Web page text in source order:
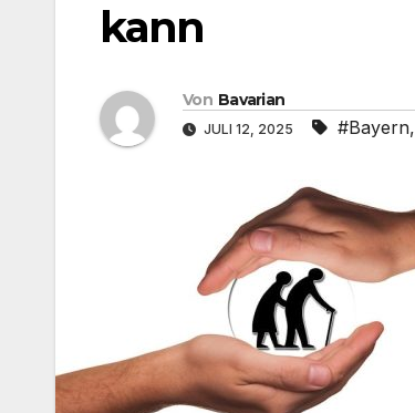
kann
Von Bavarian
JULI 12, 2025 #Bayern,